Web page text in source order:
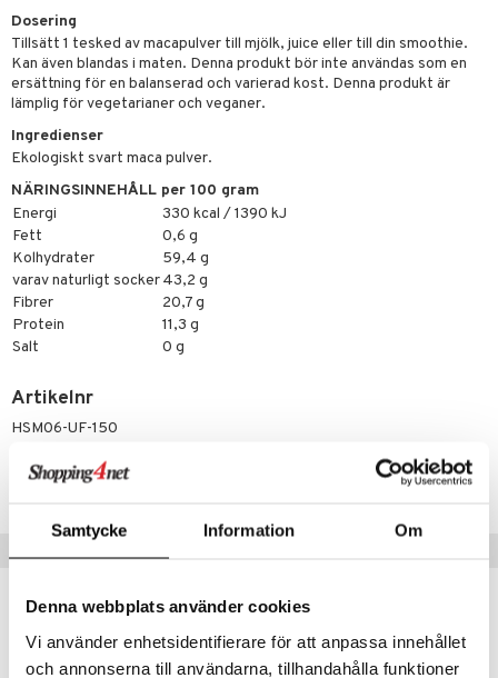
Samtycke Information Om
Denna webbplats använder cookies
Vi använder enhetsidentifierare för att anpassa innehållet
och annonserna till användarna, tillhandahålla funktioner
Dosering
Tillsätt 1 tesked av macapulver till mjölk, juice eller till din smoothie.
Kan även blandas i maten. Denna produkt bör inte användas som en
ersättning för en balanserad och varierad kost. Denna produkt är
lämplig för vegetarianer och veganer.
Ingredienser
Ekologiskt svart maca pulver.
NÄRINGSINNEHÅLL per 100 gram
Energi
330 kcal / 1390 kJ
Fett
0,6 g
Kolhydrater
59,4 g
varav naturligt socker43,2 g
Fibrer
20,7 g
Protein
11,3 g
Salt
0 g
Artikelnr
HSM06-UF-150
Lägsta pris senaste 30 dagarna: 155 kr
eko
dusch & tvål
oljor
utan sol